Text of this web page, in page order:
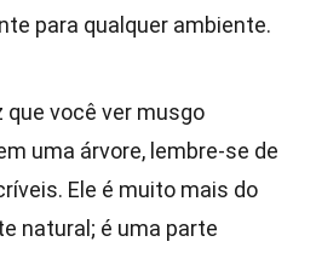
para qualquer ambiente.
que você ver musgo
uma árvore, lembre-se de
Ele é muito mais do
natural; é uma parte